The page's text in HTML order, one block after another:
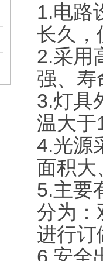
1.电路
长久，
2.采用
强、寿
3.灯具
温大
4.光源
面积大
5.主要
分为：
进行订
6.安全